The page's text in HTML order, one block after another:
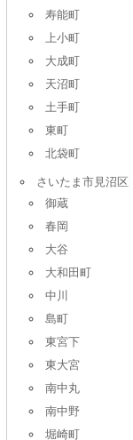
寿能町
上小町
大成町
天沼町
土手町
東町
北袋町
さいたま市見沼区
御蔵
春岡
大谷
大和田町
中川
島町
東宮下
東大宮
南中丸
南中野
堀崎町